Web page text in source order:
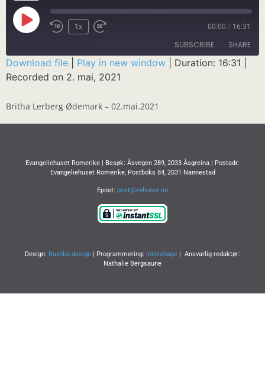
1x 00:00 / 16:31
SUBSCRIBE SHARE
SHARE
LINK
Download file Play in new window Duration: 16:31
Recorded on 2. mai, 2021
Britha Lerberg Ødemark – 02.mai.2021
Evangeliehuset Romerike | Besøk: Åsvegen 289, 2033 Åsgreina | Postadr:
Evangeliehuset Romerike, Postboks 84, 2031 Nannestad
Epost: post@evhuset.no
Design: Ravnbö design | Programmering: Intershape | Ansvarlig redaktør:
Nathalie Bergsaune